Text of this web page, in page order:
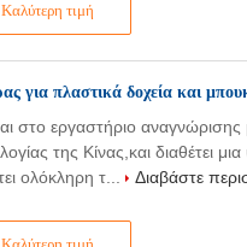
Καλύτερη τιμή
για πλαστικά δοχεία και
στο εργαστήριο
της Κίνας,και διαθέτει
ολόκληρη τ...
Διαβάστε